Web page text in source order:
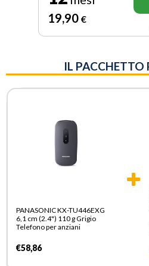
19,90 €
IL PACCHETTO
PANASONIC KX-TU446EXG
6,1 cm (2.4") 110 g Grigio
Telefono per anziani
€58,86